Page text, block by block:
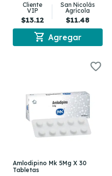
Cliente
VIP
$13.12
San Nicolás
Agrícola
$11.48
shopping_cart Agregar
Amlodipino Mk 5Mg X 30
Tabletas